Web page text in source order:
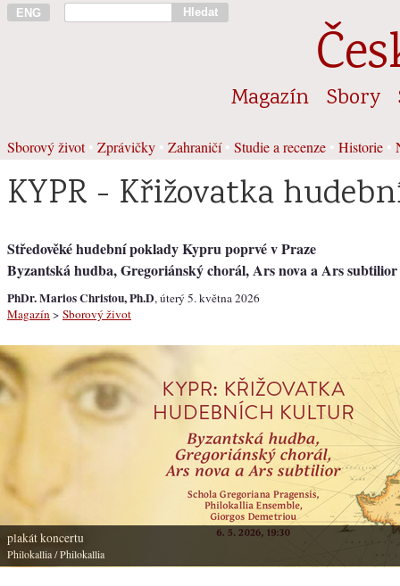
ENG Hledat
Magazín Sbory
Sborový život• Zprávičky Zahraničí• Studie a recenze Historie
KYPR - Křižovatka
Středověké hudební poklady Kypru poprvé v Praze
Byzantská hudba, Gregoriánský chorál, Ars nova a Ars subtilior
PhDr. Marios Christou, Ph.D, úterý 5. května 2026
Magazín > Sborový život
plakát koncertu
Philokallia/ Philokallia